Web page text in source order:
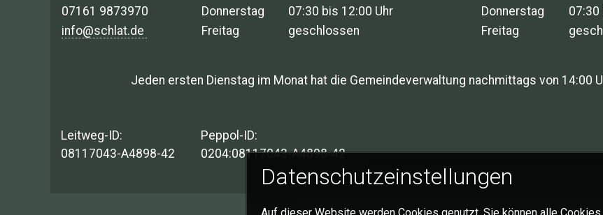
07161 9873970
info@schlat.de
Donnerstag
07:30 bis 12:00 Uhr
Freitag
geschlossen
Donnerstag
07:30
Freitag
Jeden ersten Dienstag im Monat hat die Gemeindeverwaltung nachmittags von 14:00
Leitweg-ID:
08117043-A4898-42
Peppol-ID:
0204:08117043-A4898-42
Datenschutzeinstellungen